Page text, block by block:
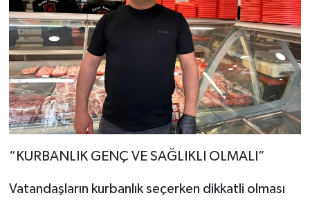
“KURBANLIK GENÇ VE SAĞLIKLI OLMALI”
Vatandaşların kurbanlık seçerken dikkatli olması